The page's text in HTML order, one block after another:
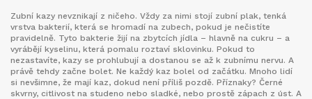
Zubní kazy nevznikají z ničeho. Vždy za nimi stojí zubní plak, tenká
vrstva bakterií, která se hromadí na zubech, pokud je nečistíte
pravidelně. Tyto bakterie žijí na zbytcích jídla – hlavně na cukru – a
vyrábějí kyselinu, která pomalu roztaví sklovinku. Pokud to
nezastavíte, kazy se prohlubují a dostanou se až k zubnímu nervu. A
právě tehdy začne bolet. Ne každý kaz bolel od začátku. Mnoho lidí
si nevšimne, že mají kaz, dokud není příliš pozdě. Příznaky? Černé
skvrny, citlivost na studeno nebo sladké, nebo prostě zápach z úst. A